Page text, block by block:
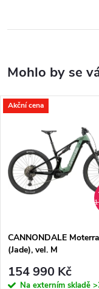
Akční cena
CANNONDALE
(Jade), vel. M
154 990 Kč
Na externím skladě